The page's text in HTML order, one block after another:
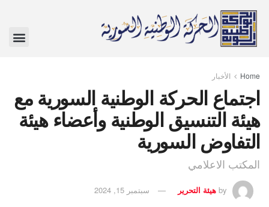
Home الأخبار
اجتماع الحركة الوطنية السورية مع
هيئة التنسيق الوطنية وأعضاء هيئة
التفاوض السورية
المكتب الاعلامي
by هيئة التحرير سبتمبر 15, 2024